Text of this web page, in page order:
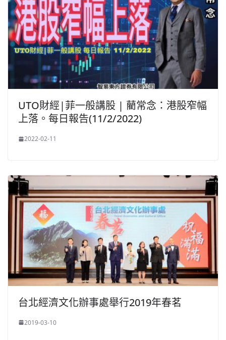
UTO財經|菲一般講股 | 藺常念：港股窄幅
上落。每日報告(11/2/2022)
2022-02-11
台北經濟文化辦事處舉行2019年春茗
2019-03-10